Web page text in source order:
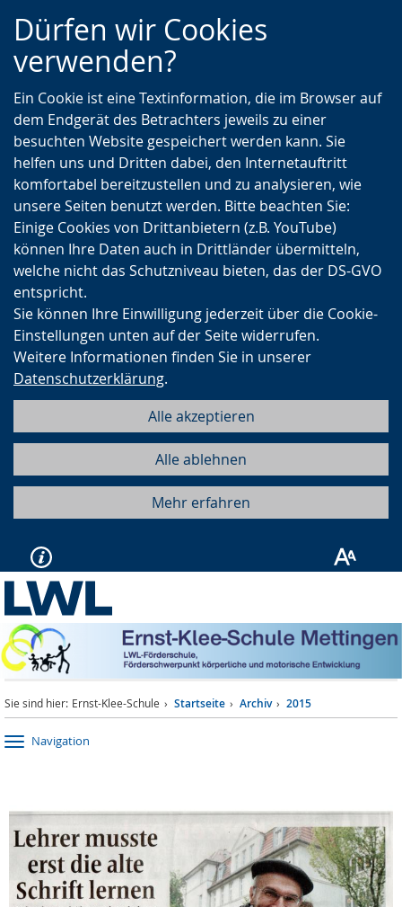
Zur
Hauptnavigation
Zur
Seitennavigation
Zum
Inhalt
Dürfen wir Cookies
verwenden?
Ein Cookie ist eine Textinformation, die im Browser auf
dem Endgerät des Betrachters jeweils zu einer
besuchten Website gespeichert werden kann. Sie
helfen uns und Dritten dabei, den Internetauftritt
komfortabel bereitzustellen und zu analysieren, wie
unsere Seiten benutzt werden. Bitte beachten Sie:
Einige Cookies von Drittanbietern (z.B. YouTube)
können Ihre Daten auch in Drittländer übermitteln,
welche nicht das Schutzniveau bieten, das der DS-GVO
entspricht.
Sie können Ihre Einwilligung jederzeit über die Cookie-
Einstellungen unten auf der Seite widerrufen.
Weitere Informationen finden Sie in unserer
Datenschutzerklärung.
Alle akzeptieren
Alle ablehnen
Mehr erfahren
Sie sind hier: Ernst-Klee-Schule Startseite Archiv 2015
Navigation